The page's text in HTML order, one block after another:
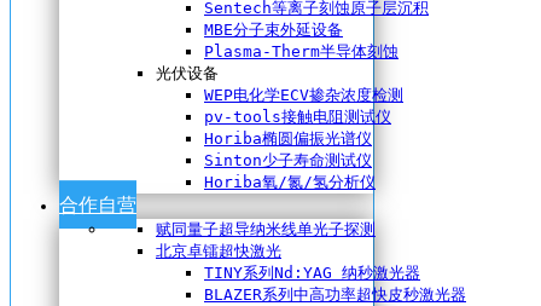
Sentech等离子刻蚀原子层沉积
MBE分子束外延设备
Plasma-Therm半导体刻蚀
光伏设备
WEP电化学ECV掺杂浓度检测
pv-tools接触电阻测试仪
Horiba椭圆偏振光谱仪
Sinton少子寿命测试仪
Horiba氧/氮/氢分析仪
合作自营
赋同量子超导纳米线单光子探测
北京卓镭超快激光
TINY系列Nd:YAG 纳秒激光器
BLAZER系列中高功率超快皮秒激光器